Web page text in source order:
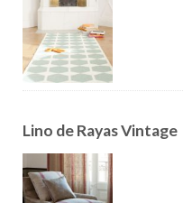
Lino de Rayas Vintage